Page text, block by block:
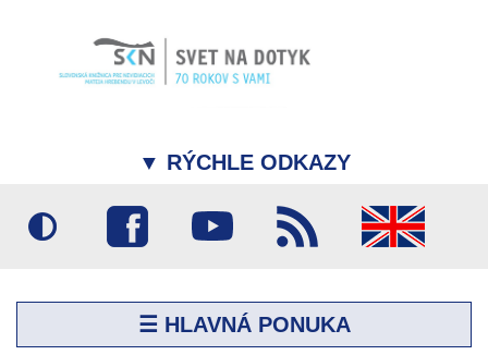
▼ RÝCHLE ODKAZY
☰ HLAVNÁ PONUKA